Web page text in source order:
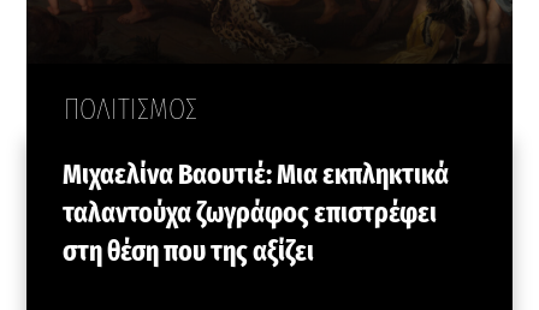
ΠΟΛΙΤΙΣΜΟΣ
Μιχαελίνα Βαουτιέ: Μια εκπληκτικά
ταλαντούχα ζωγράφος επιστρέφει
στη θέση που της αξίζει